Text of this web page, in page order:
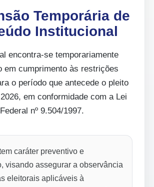
Temporária de
Institucional
encontra-se temporariamente
em cumprimento às restrições
o período que antecede o pleito
em conformidade com a Lei
Federal nº 9.504/1997.
caráter preventivo e
visando assegurar a observância
eleitorais aplicáveis à